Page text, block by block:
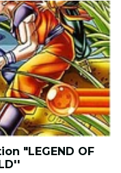
"LEGEND OF